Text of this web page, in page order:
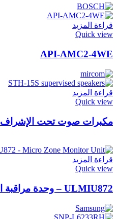
قراءة المزيد
Quick view
API-AMC2-4WE
قراءة المزيد
Quick view
مكبرات صوت تحت الإشراف STH-15S
قراءة المزيد
Quick view
ULMIU872 – وحدة مراقبة المنطقة الدقيقة